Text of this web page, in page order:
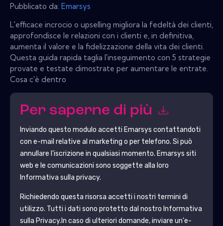
Pubblicato da: Emarsys
L'efficace incrocio o upselling migliora la fedeltà dei clienti,
approfondisce le relazioni con i clienti e, in definitiva,
aumenta il valore e la fidelizzazione della vita dei clienti.
Questa guida rapida taglia l'inseguimento con 5 strategie
provate e testate dimostrate per aumentare le entrate.
Cosa c'è dentro
Per saperne di più
Inviando questo modulo accetti Emarsys contattandoti
con e-mail relative al marketing o per telefono. Si può
annullare l'iscrizione in qualsiasi momento. Emarsys siti
web e le comunicazioni sono soggette alla loro
Informativa sulla privacy.
Richiedendo questa risorsa accetti i nostri termini di
utilizzo. Tutti i dati sono protetto dal nostro Informativa
sulla Privacy.In caso di ulteriori domande, inviare un'e-